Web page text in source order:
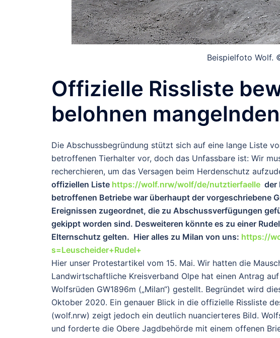
Beispielfoto Wolf.
Offizielle Rissliste
belohnen
Die Abschussbegründung stützt sich auf eine lange Liste
betroffenen Tierhalter vor, doch das Unfassbare ist: Wir
recherchieren, um das Versagen beim Herdenschutz
offiziellen Liste https://wolf.nrw/wolf/de/nutztierfaelle der
betroffenen Betriebe war überhaupt der vorgeschriebene
Ereignissen zugeordnet, die zu Abschussverfügungen
gekippt worden sind. Desweiteren könnte es zu einer
Elternschutz gelten. Hier alles zu Milan von uns: https://
s=Leuscheider+Rudel+
Hier unser Protestartikel vom 15. Mai. Wir hatten die
Landwirtschaftliche Kreisverband Olpe hat einen Antrag
Wolfsrüden GW1896m („Milan“) gestellt. Begründet wird
Oktober 2020. Ein genauer Blick in die offizielle Rissliste
(wolf.nrw) zeigt jedoch ein deutlich nuancierteres Bild.
und forderte die Obere Jagdbehörde mit einem offenen